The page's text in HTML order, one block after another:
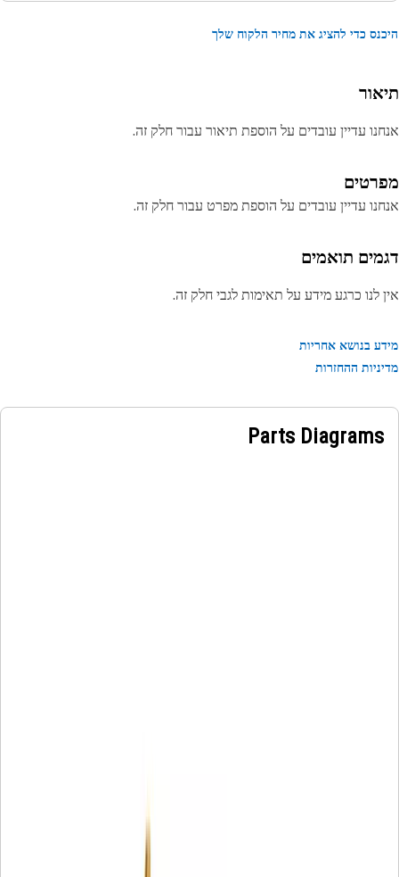
כדי להציג את מחיר הלקוח שלך
עדיין עובדים על הוספת תיאור עבור חלק זה.
עדיין עובדים על הוספת מפרט עבור חלק זה.
תואמים
לנו כרגע מידע על תאימות לגבי חלק זה.
בנושא אחריות
ההחזרות
Parts Diagrams